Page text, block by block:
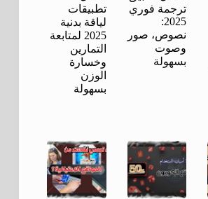
ترجمة فوري
2025:
نصوص، صور
وصوت
بسهولة
تطبيقات
لياقة بدنية
2025 لمتابعة
التمارين
وخسارة
الوزن
بسهولة